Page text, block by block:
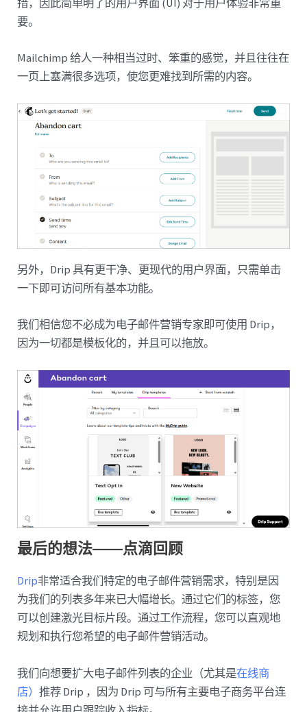
要。
Mailchimp 给人一种相当过时、笨重的感觉，并且往往在
一页上塞满很多选项，使您更难找到所需的内容。
另外，Drip 具有更干净、更现代的用户界面，只需单击
一下即可访问所有基本功能。
我们相信您不必成为电子邮件营销专家即可使用 Drip，
因为一切都是模板化的，并且可以拖放。
最后的想法——点滴回顾
Drip非常适合我们特定的电子邮件营销需求，特别是因
为我们的列表多年来已大幅增长。通过它们的标签，您
可以创建激光目标片段。通过工作流程，您可以直观地
规划和执行您希望的电子邮件营销活动。
我们向想要扩大电子邮件列表的企业（尤其是在线商
店）推荐 Drip ，因为 Drip 可与所有主要电子商务平台连